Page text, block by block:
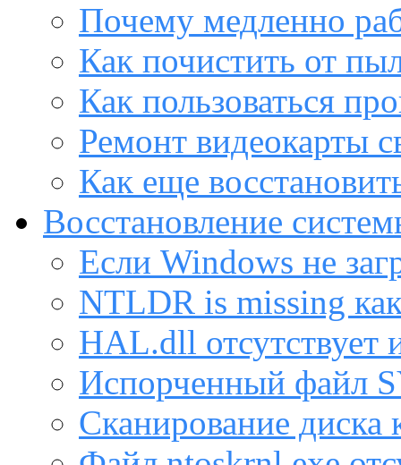
Почему медленно
Как почистить от
Как пользоваться
Ремонт видеокарты
Как еще
Восстановление
Если Windows не
NTLDR is missing
HAL.dll отсутствует
Испорченный файл
Сканирование